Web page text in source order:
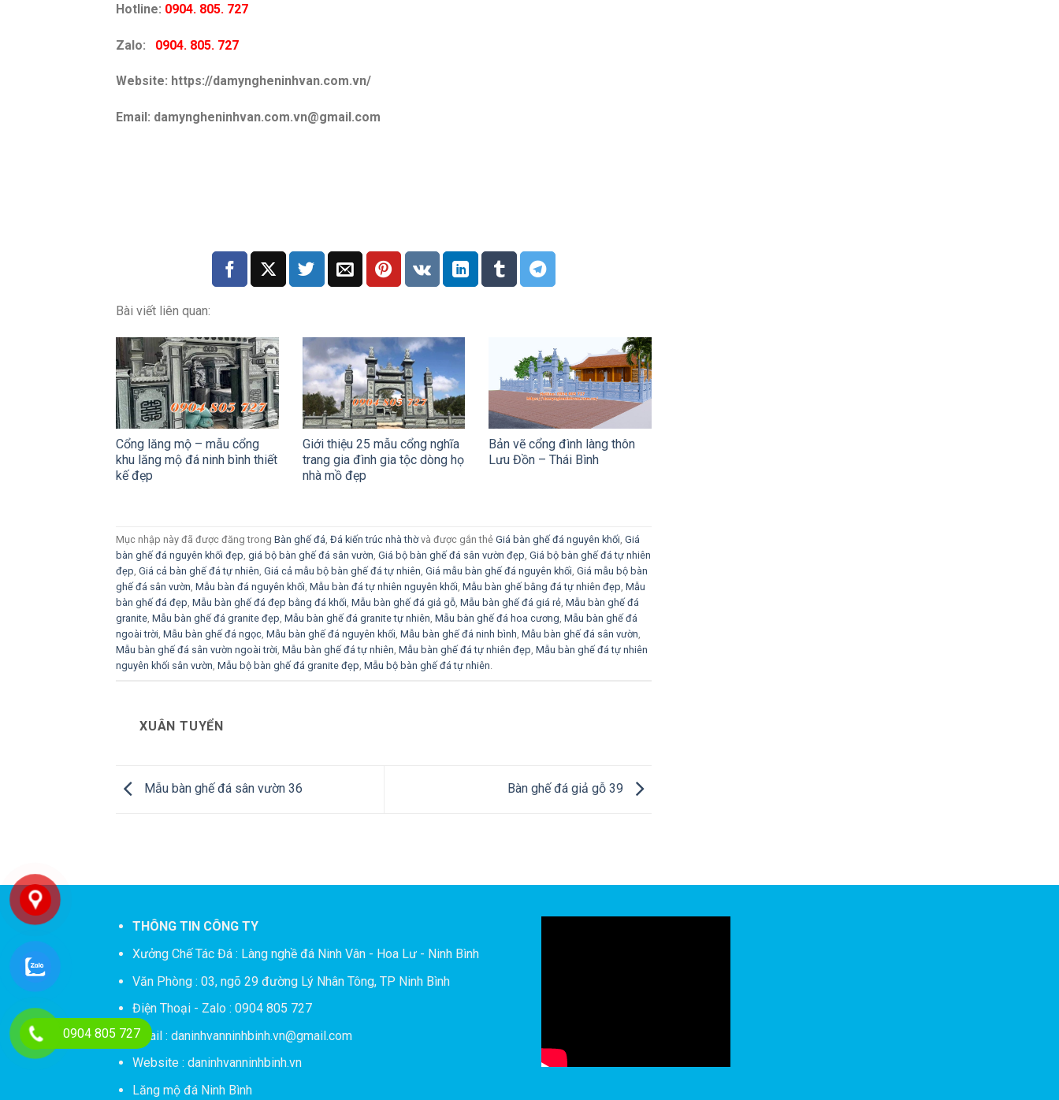
Hotline: 0904. 805. 727
Zalo: 0904. 805. 727
Website: https://damyngheninhvan.com.vn/
Email: damyngheninhvan.com.vn@gmail.com
Bài viết liên quan:
Cổng lăng mộ – mẫu cổng
khu lăng mộ đá ninh bình thiết
kế đẹp
Giới thiệu 25 mẫu cổng nghĩa
trang gia đình gia tộc dòng họ
nhà mồ đẹp
Bản vẽ cổng đình làng thôn
Lưu Đồn – Thái Bình
Mục nhập này đã được đăng trong Bàn ghế đá, Đá kiến trúc nhà thờvà được gắn thẻ Giá bàn ghế đá nguyên khối, Giá
bàn ghế đá nguyên khối đẹp, giá bộ bàn ghế đá sân vườn, Giá bộ bàn ghế đá sân vườn đẹp, Giá bộ bàn ghế đá tự nhiên
đẹp, Giá cả bàn ghế đá tự nhiên, Giá cả mẫu bộ bàn ghế đá tự nhiên, Giá mẫu bàn ghế đá nguyên khối, Giá mẫu bộ bàn
ghế đá sân vườn, Mẫu bàn đá nguyên khối, Mẫu bàn đá tự nhiên nguyên khối, Mẫu bàn ghế bằng đá tự nhiên đẹp, Mẫu
bàn ghế đá đẹp, Mẫu bàn ghế đá đẹp bằng đá khối, Mẫu bàn ghế đá giả gỗ, Mẫu bàn ghế đá giá rẻ, Mẫu bàn ghế đá
granite, Mẫu bàn ghế đá granite đẹp, Mẫu bàn ghế đá granite tự nhiên, Mẫu bàn ghế đá hoa cương, Mẫu bàn ghế đá
ngoài trời, Mẫu bàn ghế đá ngọc, Mẫu bàn ghế đá nguyên khối, Mẫu bàn ghế đá ninh bình, Mẫu bàn ghế đá sân vườn,
Mẫu bàn ghế đá sân vườn ngoài trời, Mẫu bàn ghế đá tự nhiên, Mẫu bàn ghế đá tự nhiên đẹp, Mẫu bàn ghế đá tự nhiên
nguyên khối sân vườn, Mẫu bộ bàn ghế đá granite đẹp, Mẫu bộ bàn ghế đá tự nhiên.
XUÂN TUYỂN
Mẫu bàn ghế đá sân vườn 36 Bàn ghế đá giả gỗ 39
THÔNG TIN CÔNG TY
Xưởng Chế Tác Đá : Làng nghề đá Ninh Vân - Hoa Lư - Ninh Bình
Văn Phòng : 03, ngõ 29 đường Lý Nhân Tông, TP Ninh Bình
Điện Thoại - Zalo : 0904 805 727
Email : daninhvanninhbinh.vn@gmail.com
Website : daninhvanninhbinh.vn
Lăng mộ đá Ninh Bình
0904 805 727